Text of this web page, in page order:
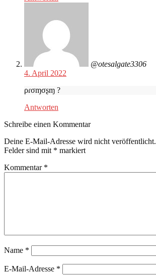
@otesalgate3306
4. April 2022
ρɾσɱσʂɱ ?
Antworten
Schreibe einen Kommentar
Deine E-Mail-Adresse wird nicht veröffentlicht.
Felder sind mit * markiert
Kommentar *
Name *
E-Mail-Adresse *